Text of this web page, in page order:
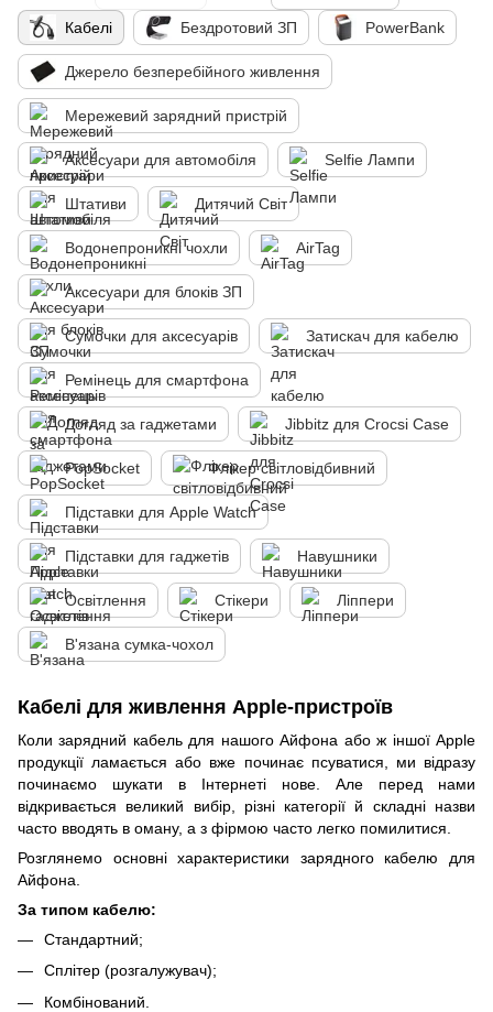
Кабелі Бездротовий ЗП PowerBank
Джерело безперебійного живлення
Мережевий зарядний пристрій
Аксесуари для автомобіля Selfie Лампи
Штативи Дитячий Світ
Водонепроникні чохли AirTag
Аксесуари для блоків ЗП
Сумочки для аксесуарів Затискач для кабелю
Ремінець для смартфона
Догляд за гаджетами Jibbitz для Crocsі Case
PopSocket Флікер світловідбивний
Підставки для Apple Watch
Підставки для гаджетів Навушники
Освітлення Стікери Ліппери
В'язана сумка-чохол
Кабелі для живлення Apple-пристроїв
Коли зарядний кабель для нашого Айфона або ж іншої Apple
продукції ламається або вже починає псуватися, ми відразу
починаємо шукати в Інтернеті нове. Але перед нами
відкривається великий вибір, різні категорії й складні назви
часто вводять в оману, а з фірмою часто легко помилитися.
Розглянемо основні характеристики зарядного кабелю для
Айфона.
За типом кабелю:
Стандартний;
Сплітер (розгалужувач);
Комбінований.